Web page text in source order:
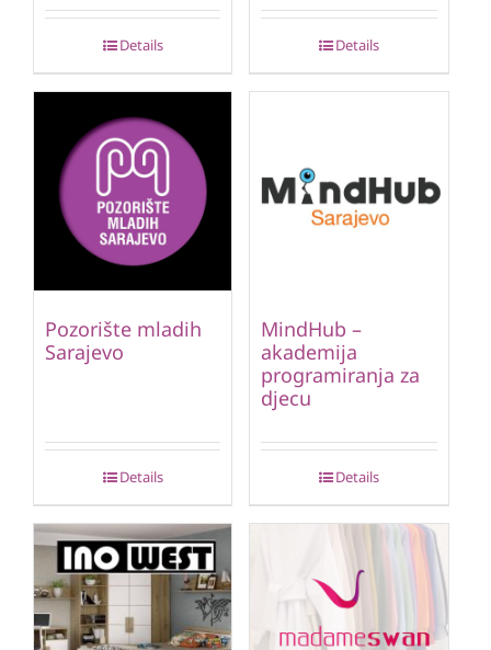
Details Details
Pozorište mladih
Sarajevo
Details
MindHub –
akademija
programiranja za
djecu
Details